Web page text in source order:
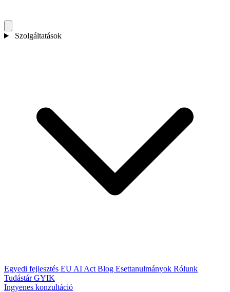
Szolgáltatások
Egyedi fejlesztés EU AI Act Blog Esettanulmányok Rólunk
TudástárGYIK
Ingyenes konzultáció